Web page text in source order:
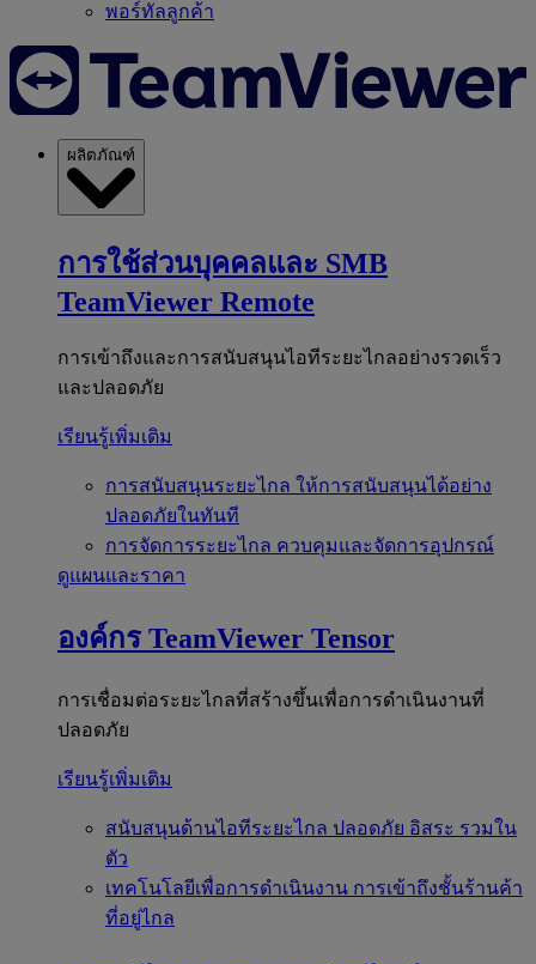
พอร์ทัลลูกค้า
ผลิตภัณฑ์
การใช้ส่วนบุคคลและ SMB
TeamViewer Remote
การเข้าถึงและการสนับสนุนไอทีระยะไกลอย่างรวดเร็ว
และปลอดภัย
เรียนรู้เพิ่มเติม
การสนับสนุนระยะไกล ให้การสนับสนุนได้อย่าง
ปลอดภัยในทันที
การจัดการระยะไกล ควบคุมและจัดการอุปกรณ์
ดูแผนและราคา
องค์กร TeamViewer Tensor
การเชื่อมต่อระยะไกลที่สร้างขึ้นเพื่อการดำเนินงานที่
ปลอดภัย
เรียนรู้เพิ่มเติม
สนับสนุนด้านไอทีระยะไกล ปลอดภัย อิสระ รวมใน
ตัว
เทคโนโลยีเพื่อการดำเนินงาน การเข้าถึงชั้นร้านค้า
ที่อยู่ไกล